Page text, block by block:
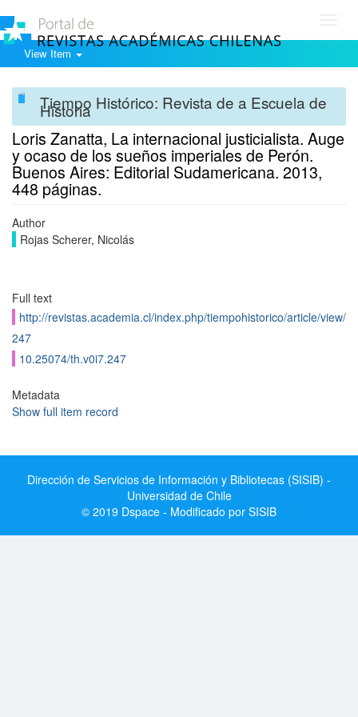
View Item
Tiempo Histórico: Revista de a Escuela de
Historia
Loris Zanatta, La internacional justicialista. Auge
y ocaso de los sueños imperiales de Perón.
Buenos Aires: Editorial Sudamericana. 2013,
448 páginas.
Author
Rojas Scherer, Nicolás
Full text
http://revistas.academia.cl/index.php/tiempohistorico/article/view/
247
10.25074/th.v0i7.247
Metadata
Show full item record
Dirección de Servicios de Información y Bibliotecas (SISIB) -
Universidad de Chile
© 2019 Dspace - Modificado por SISIB